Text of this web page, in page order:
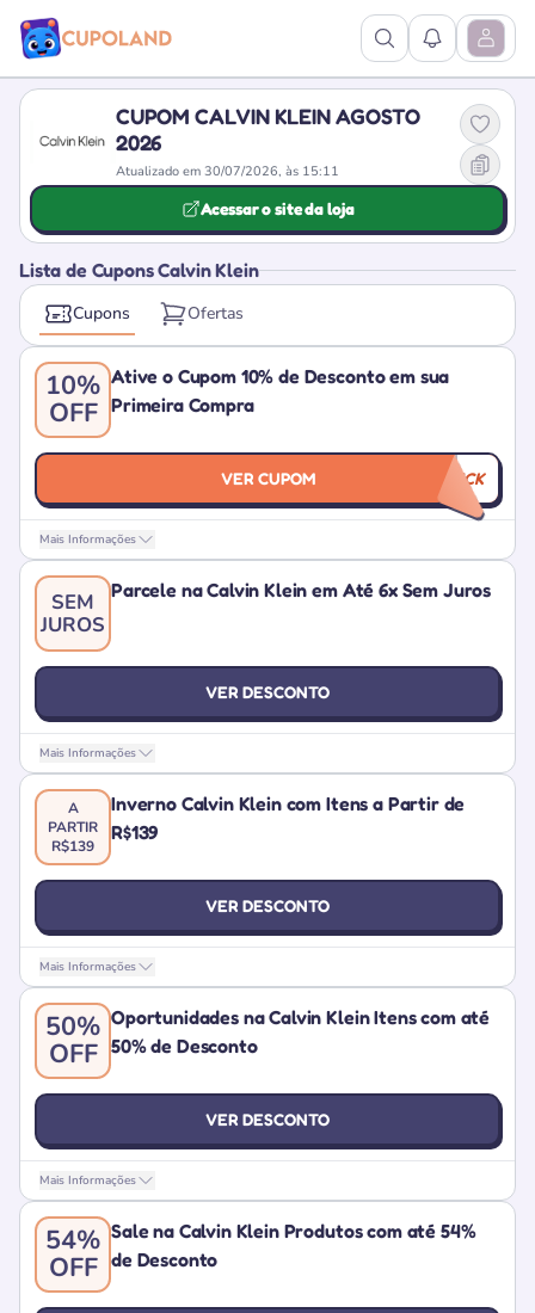
Ver Pesquisa
Ver Abrir
CUPOM CALVIN KLEIN AGOSTO
2026
Atualizado em 30/07/2026, às 15:11
Acessar o site da loja
Lista de Cupons Calvin Klein
Cupons Ofertas
10%
OFF
Ative o Cupom 10% de Desconto em sua
Primeira Compra
VER CUPOM WELCOMECK
Mais Informações
SEM
JUROS
Parcele na Calvin Klein em Até 6x Sem Juros
VER DESCONTO
Mais Informações
A
PARTIR
R$139
Inverno Calvin Klein com Itens a Partir de
R$139
VER DESCONTO
Mais Informações
50%
OFF
Oportunidades na Calvin Klein Itens com até
50% de Desconto
VER DESCONTO
Mais Informações
54%
OFF
Sale na Calvin Klein Produtos com até 54%
de Desconto